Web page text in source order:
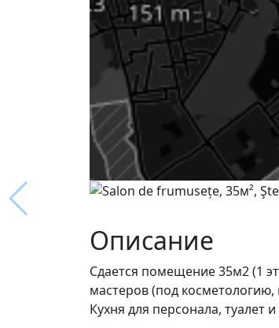
Описание
Сдается помещение 35м2 (1
мастеров (под косметологию,
Кухня для персонала, туалет